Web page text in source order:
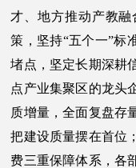
才、地方推动产教
策，坚持“五个一”标
堵点，坚定长期深耕
点产业集聚区的龙头
质增量，全面复盘存
把建设质量摆在首位
费三重保障体系，各